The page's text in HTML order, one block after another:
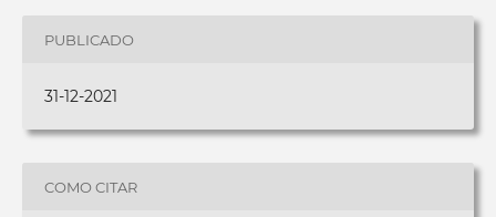
PUBLICADO
31-12-2021
COMO CITAR